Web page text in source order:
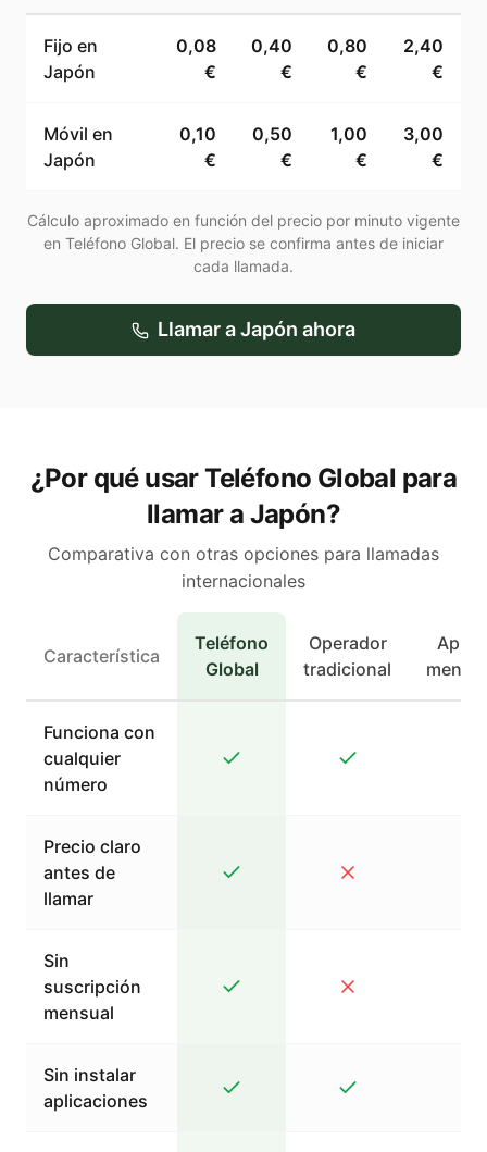
Fijo en
Japón
0,08
€
0,40
€
0,80
€
2,40
€
Móvil en
Japón
0,10
€
0,50
€
1,00
€
3,00
€
Cálculo aproximado en función del precio por minuto vigente
en Teléfono Global. El precio se confirma antes de iniciar
cada llamada.
Llamar aJapón ahora
¿Por qué usar Teléfono Global para
llamar a Japón?
Comparativa con otras opciones para llamadas
internacionales
Característica
Teléfono
Global
Operador
tradicional
Apps
Funciona con
cualquier
número
Precio claro
antes de
llamar
Sin
suscripción
mensual
Sin instalar
aplicaciones